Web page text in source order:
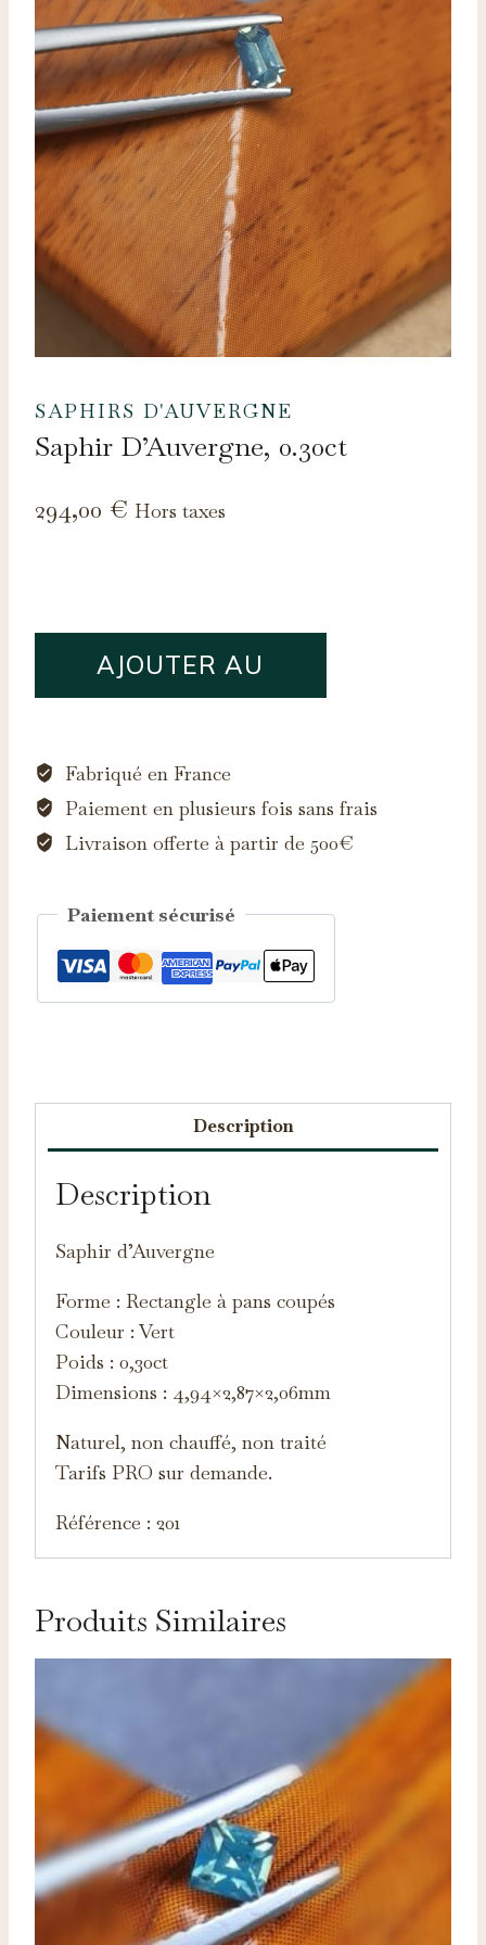
SAPHIRS D'AUVERGNE
Saphir D’Auvergne, 0.30ct
294,00 € Hors taxes
0.30ct
AJOUTER AU
Fabriqué en France
Paiement en plusieurs fois sans frais
Livraison offerte à partir de 500€
Paiement sécurisé
Description
Description
Saphir d’Auvergne
Forme : Rectangle à pans coupés
Couleur : Vert
Poids : 0,30ct
Dimensions : 4,94×2,87×2,06mm
Naturel, non chauffé, non traité
Tarifs PRO sur demande.
Référence : 201
Produits Similaires